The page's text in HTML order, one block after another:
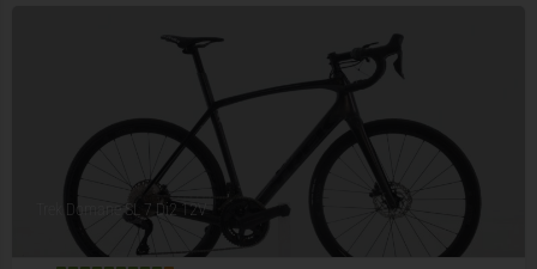
Trek Domane SL 7 Di2 12V